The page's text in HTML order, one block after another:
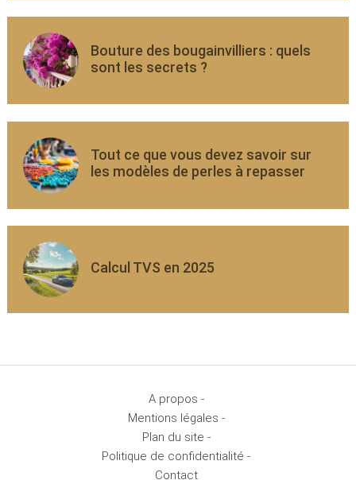
Bouture des bougainvilliers : quels
sont les secrets ?
Tout ce que vous devez savoir sur
les modèles de perles à repasser
Calcul TVS en 2025
A propos -
Mentions légales -
Plan du site -
Politique de confidentialité -
Contact